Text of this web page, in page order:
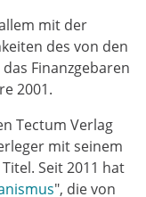
mit der
des von den
Finanzgebaren
2001.
Tectum Verlag
mit seinem
Seit 2011 hat
", die von